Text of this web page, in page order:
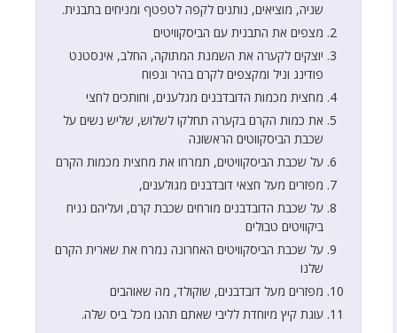
שניה, מוציאים, נותנים לקפה לטפטף ומניחים בתבנית.
מצפים את התבנית עם הביסקוויטים
יוצקים לקערה את השמנת המתוקה, החלב, אינסטנט
פודינג וניל ומקצפים לקרם בהיר ונפוח
מחצית מכמות הדובדבנים מגלענים, וחותכים לחצי
את כמות הקרם בקערה תחלקו לשלוש, שליש נשים על
שכבת הביסקווטים הראשונה
על שכבת הביסקוויטים, תמרחו את מחצית מכמות הקרם
מפזרים מעל חצאי דובדבנים מגולענים,
על שכבת הדובדבנים מורחים שכבת קרם, ועליהם נניח
ביקוויטים טבולים
על שכבת הביסקוויטים האחרונה נמרח את שארית הקרם
שלנו
מפזרים מעל דובדבנים, שוקולד, מה שאוהבים
עוגת קיץ מיוחדת לליבי שאתם תהנו מכל ביס שלה.